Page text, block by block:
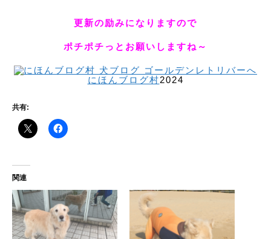
更新の励みになりますので
ポチポチっとお願いしますね～
にほんブログ村2024
共有:
関連